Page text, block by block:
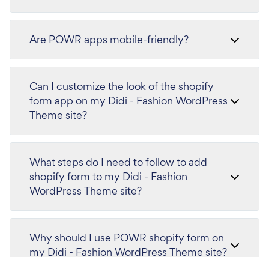
Are POWR apps mobile-friendly?
Can I customize the look of the shopify
form app on my Didi - Fashion WordPress
Theme site?
What steps do I need to follow to add
shopify form to my Didi - Fashion
WordPress Theme site?
Why should I use POWR shopify form on
my Didi - Fashion WordPress Theme site?